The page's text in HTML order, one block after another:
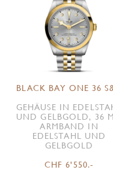
BLACK BAY ONE 36
GEHÄUSE IN
UND GELBGOLD, 36
ARMBAND IN
EDELSTAHL UND
GELBGOLD
CHF 6'550.-